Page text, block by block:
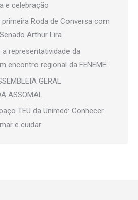
e celebração
Roda de Conversa com
Arthur Lira
representatividade da
encontro regional da FENEME
GERAL
ASSOMAL
TEU da Unimed: Conhecer
e cuidar